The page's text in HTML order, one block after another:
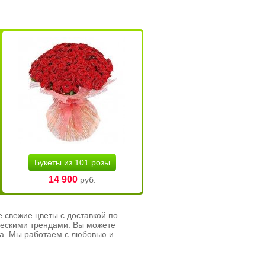
Букеты из 101 розы
14 900руб.
цветы с доставкой по
трендами. Вы можете
Мы работаем с любовью и